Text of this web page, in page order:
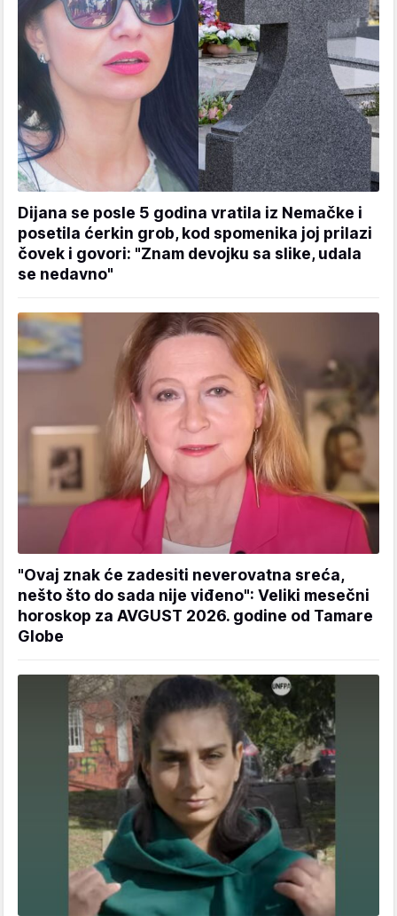
Dijana se posle 5 godina vratila iz Nemačke i
posetila ćerkin grob, kod spomenika joj prilazi
čovek i govori: "Znam devojku sa slike, udala
se nedavno"
"Ovaj znak će zadesiti neverovatna sreća,
nešto što do sada nije viđeno": Veliki mesečni
horoskop za AVGUST 2026. godine od Tamare
Globe